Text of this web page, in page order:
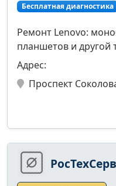
Бесплатная диагностика
Ремонт Lenovo:
планшетов и другой
Адрес:
Проспект